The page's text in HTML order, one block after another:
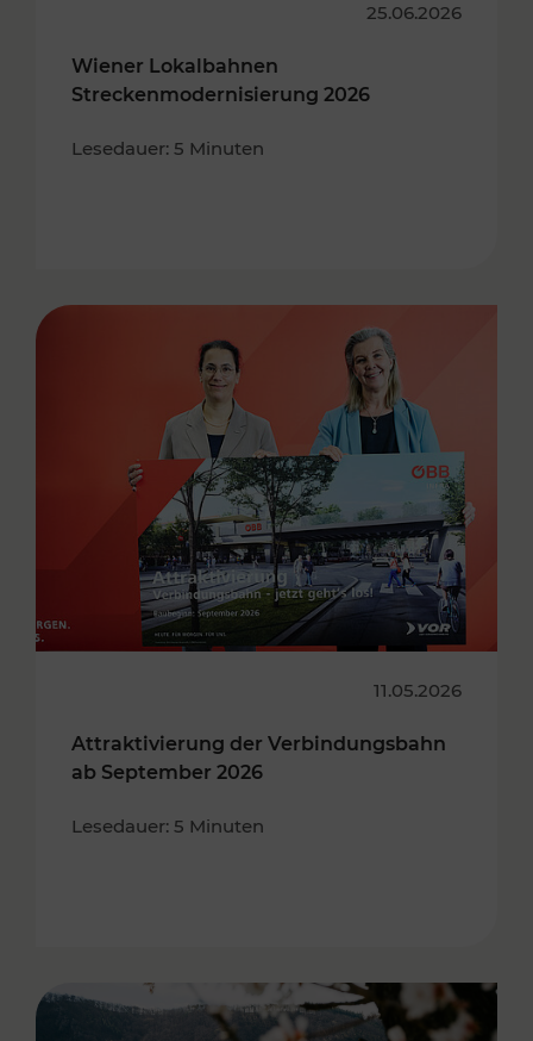
25.06.2026
Wiener Lokalbahnen
Streckenmodernisierung 2026
Lesedauer: 5 Minuten
11.05.2026
Attraktivierung der Verbindungsbahn
ab September 2026
Lesedauer: 5 Minuten